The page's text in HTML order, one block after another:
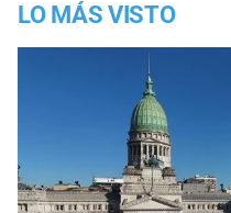
LO MÁS VISTO